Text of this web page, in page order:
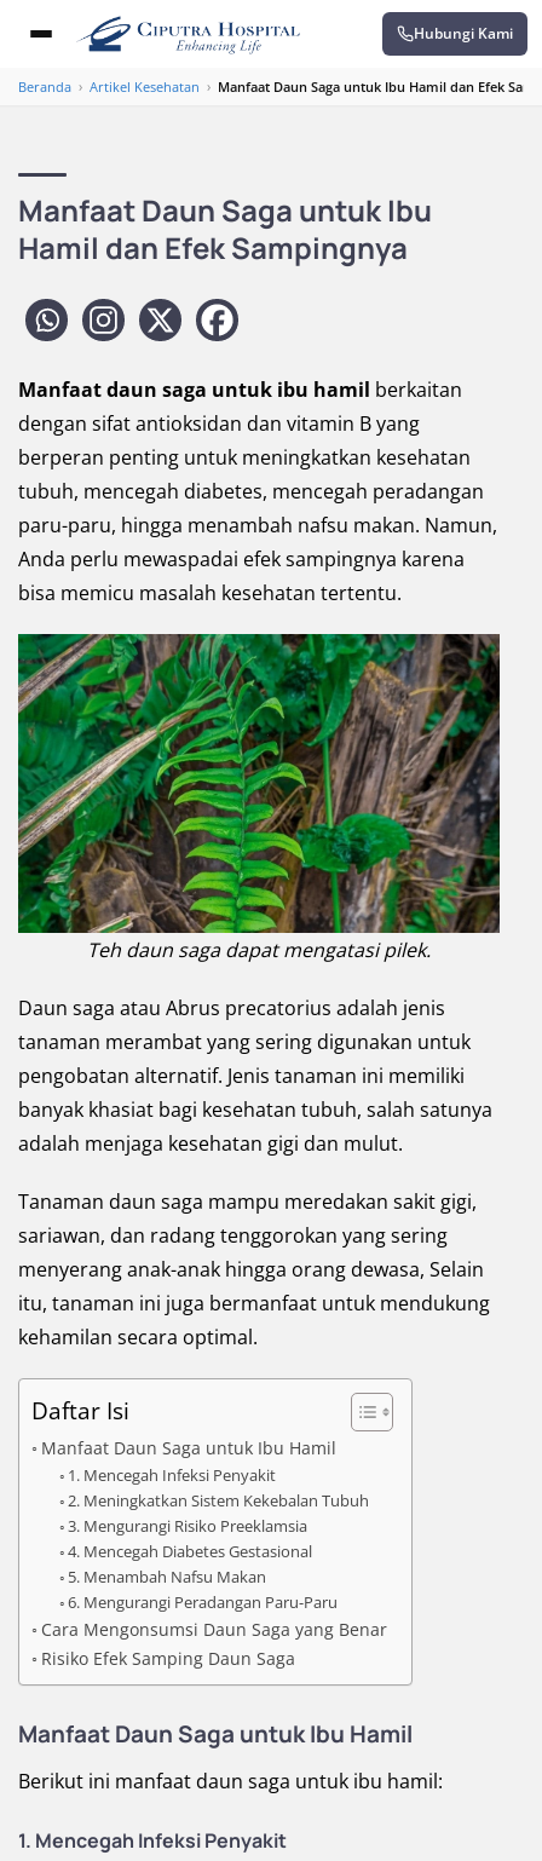
Hubungi Kami
Beranda › Artikel Kesehatan › Manfaat Daun Saga untuk Ibu Hamil dan Efek
Manfaat Daun Saga untuk Ibu
Hamil dan Efek Sampingnya
Manfaat daun saga untuk ibu hamil berkaitan
dengan sifat antioksidan dan vitamin B yang
berperan penting untuk meningkatkan kesehatan
tubuh, mencegah diabetes, mencegah peradangan
paru-paru, hingga menambah nafsu makan. Namun,
Anda perlu mewaspadai efek sampingnya karena
bisa memicu masalah kesehatan tertentu.
Teh daun saga dapat mengatasi pilek.
Daun saga atau Abrus precatorius adalah jenis
tanaman merambat yang sering digunakan untuk
pengobatan alternatif. Jenis tanaman ini memiliki
banyak khasiat bagi kesehatan tubuh, salah satunya
adalah menjaga kesehatan gigi dan mulut.
Tanaman daun saga mampu meredakan sakit gigi,
sariawan, dan radang tenggorokan yang sering
menyerang anak-anak hingga orang dewasa, Selain
itu, tanaman ini juga bermanfaat untuk mendukung
kehamilan secara optimal.
Daftar Isi
Manfaat Daun Saga untuk Ibu Hamil
1. Mencegah Infeksi Penyakit
2. Meningkatkan Sistem Kekebalan Tubuh
3. Mengurangi Risiko Preeklamsia
4. Mencegah Diabetes Gestasional
5. Menambah Nafsu Makan
6. Mengurangi Peradangan Paru-Paru
Cara Mengonsumsi Daun Saga yang Benar
Risiko Efek Samping Daun Saga
Manfaat Daun Saga untuk Ibu Hamil
Berikut ini manfaat daun saga untuk ibu hamil:
1. Mencegah Infeksi Penyakit